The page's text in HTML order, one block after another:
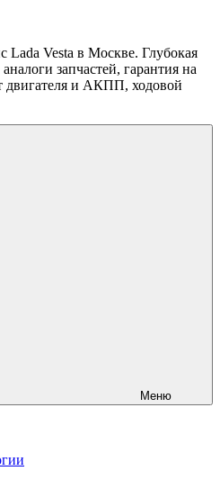
Lada Vesta в Москве. Глубокая
запчастей, гарантия на
двигателя и АКПП, ходовой
Меню